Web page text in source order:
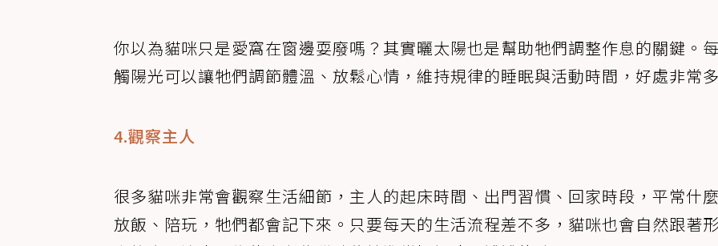
你以為貓咪只是愛窩在窗邊耍廢嗎？其實曬太陽也是幫助牠們調整作息的關鍵。
觸陽光可以讓牠們調節體溫、放鬆心情，維持規律的睡眠與活動時間，好處非常多
4.觀察主人
很多貓咪非常會觀察生活細節，主人的起床時間、出門習慣、回家時段，平常什
放飯、陪玩，牠們都會記下來。只要每天的生活流程差不多，貓咪也會自然跟著